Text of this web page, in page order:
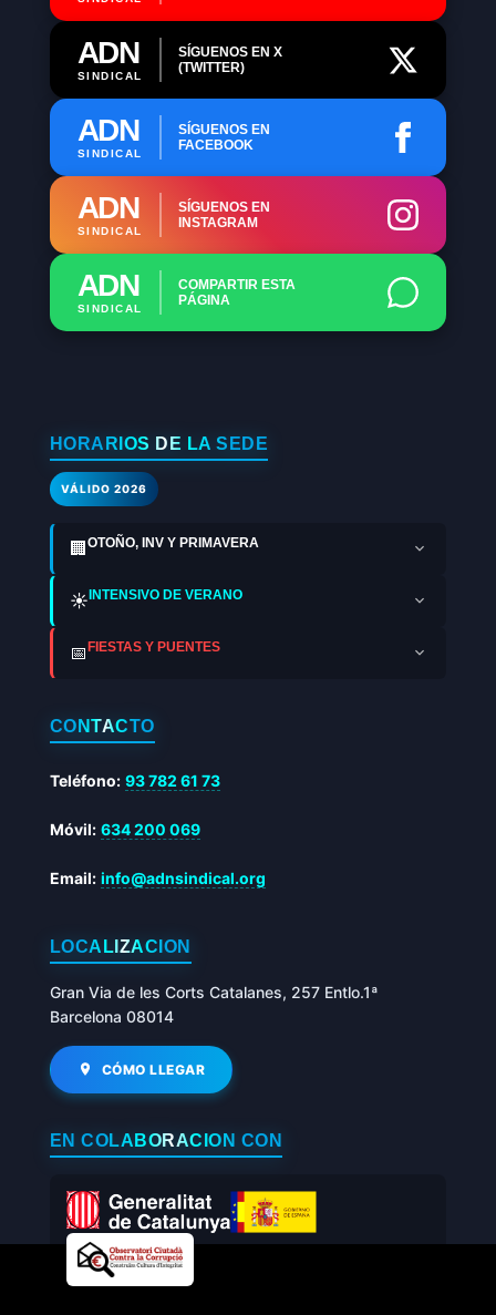
ADN
SINDICAL
SÍGUENOS EN X
(TWITTER)
ADN
SINDICAL
SÍGUENOS EN
FACEBOOK
ADN
SINDICAL
SÍGUENOS EN
INSTAGRAM
ADN
SINDICAL
COMPARTIR ESTA
PÁGINA
HORARIOS DE LA SEDE
VÁLIDO 2026
🏢OTOÑO, INV Y PRIMAVERA
☀️ INTENSIVO DE VERANO
📅 FIESTAS Y PUENTES
CONTACTO
Teléfono: 93 782 61 73
Móvil: 634 200 069
Email: info@adnsindical.org
LOCALIZACIÓN
Gran Via de les Corts Catalanes, 257 Entlo.1ª
Barcelona 08014
CÓMO LLEGAR
EN COLABORACIÓN CON